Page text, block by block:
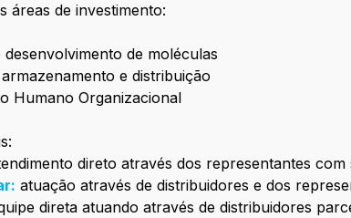
áreas de investimento:
desenvolvimento de moléculas
e distribuição
Humano Organizacional
direto através dos representantes
atuação através de distribuidores e dos
direta atuando através de distribuidores